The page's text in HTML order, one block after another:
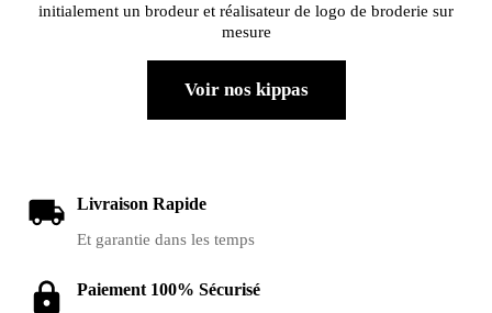
initialement un brodeur et réalisateur de logo de broderie sur
mesure
Voir nos kippas
Livraison Rapide
Et garantie dans les temps
Paiement 100% Sécurisé